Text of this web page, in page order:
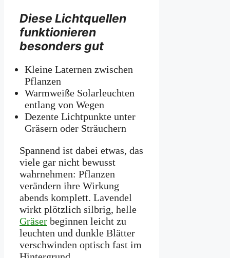
Diese Lichtquellen
funktionieren
besonders gut
Kleine Laternen zwischen
Pflanzen
Warmweiße Solarleuchten
entlang von Wegen
Dezente Lichtpunkte unter
Gräsern oder Sträuchern
Spannend ist dabei etwas, das
viele gar nicht bewusst
wahrnehmen: Pflanzen
verändern ihre Wirkung
abends komplett. Lavendel
wirkt plötzlich silbrig, helle
Gräser beginnen leicht zu
leuchten und dunkle Blätter
verschwinden optisch fast im